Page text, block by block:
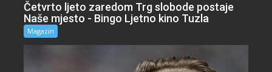
Četvrto ljeto zaredom Trg slobode postaje
Naše mjesto - Bingo Ljetno kino Tuzla
Magazin